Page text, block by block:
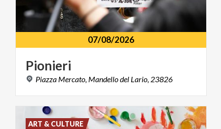
07/08/2026
Pionieri
Piazza Mercato, Mandellodel Lario, 23826
ART & CULTURE